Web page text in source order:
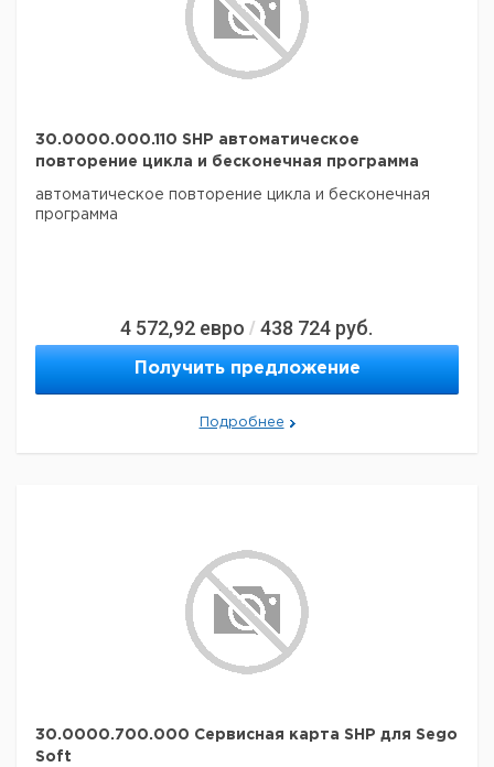
30.0000.000.110 SHP автоматическое
повторение цикла и бесконечная программа
автоматическое повторение цикла и бесконечная
программа
4 572,92 евро / 438 724 руб.
Получить предложение
Подробнее
30.0000.700.000 Сервисная карта SHP для Sego
Soft